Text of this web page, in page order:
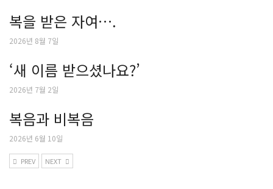
복을 받은 자여….
2026년 8월 7일
‘새 이름 받으셨나요?’
2026년 7월 2일
복음과 비복음
2026년 6월 10일
PREV NEXT